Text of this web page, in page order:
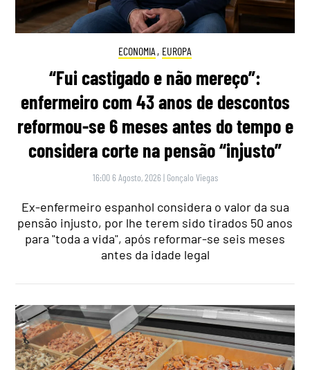
ECONOMIA , EUROPA
“Fui castigado e não mereço”:
enfermeiro com 43 anos de descontos
reformou-se 6 meses antes do tempo e
considera corte na pensão “injusto”
16:00 6 Agosto, 2026 | Gonçalo Viegas
Ex-enfermeiro espanhol considera o valor da sua
pensão injusto, por lhe terem sido tirados 50 anos
para "toda a vida", após reformar-se seis meses
antes da idade legal